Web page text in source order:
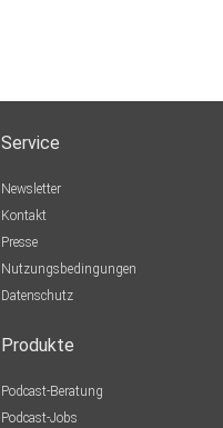
Service
Newsletter
Kontakt
Presse
Nutzungsbedingungen
Datenschutz
Produkte
Podcast-Beratung
Podcast-Jobs